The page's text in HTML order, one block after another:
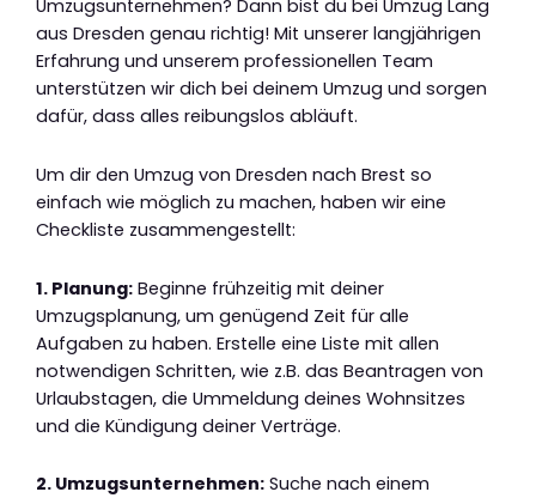
Umzugsunternehmen? Dann bist du bei Umzug Lang
aus Dresden genau richtig! Mit unserer langjährigen
Erfahrung und unserem professionellen Team
unterstützen wir dich bei deinem Umzug und sorgen
dafür, dass alles reibungslos abläuft.
Um dir den Umzug von Dresden nach Brest so
einfach wie möglich zu machen, haben wir eine
Checkliste zusammengestellt:
1. Planung: Beginne frühzeitig mit deiner
Umzugsplanung, um genügend Zeit für alle
Aufgaben zu haben. Erstelle eine Liste mit allen
notwendigen Schritten, wie z.B. das Beantragen von
Urlaubstagen, die Ummeldung deines Wohnsitzes
und die Kündigung deiner Verträge.
2. Umzugsunternehmen: Suche nach einem